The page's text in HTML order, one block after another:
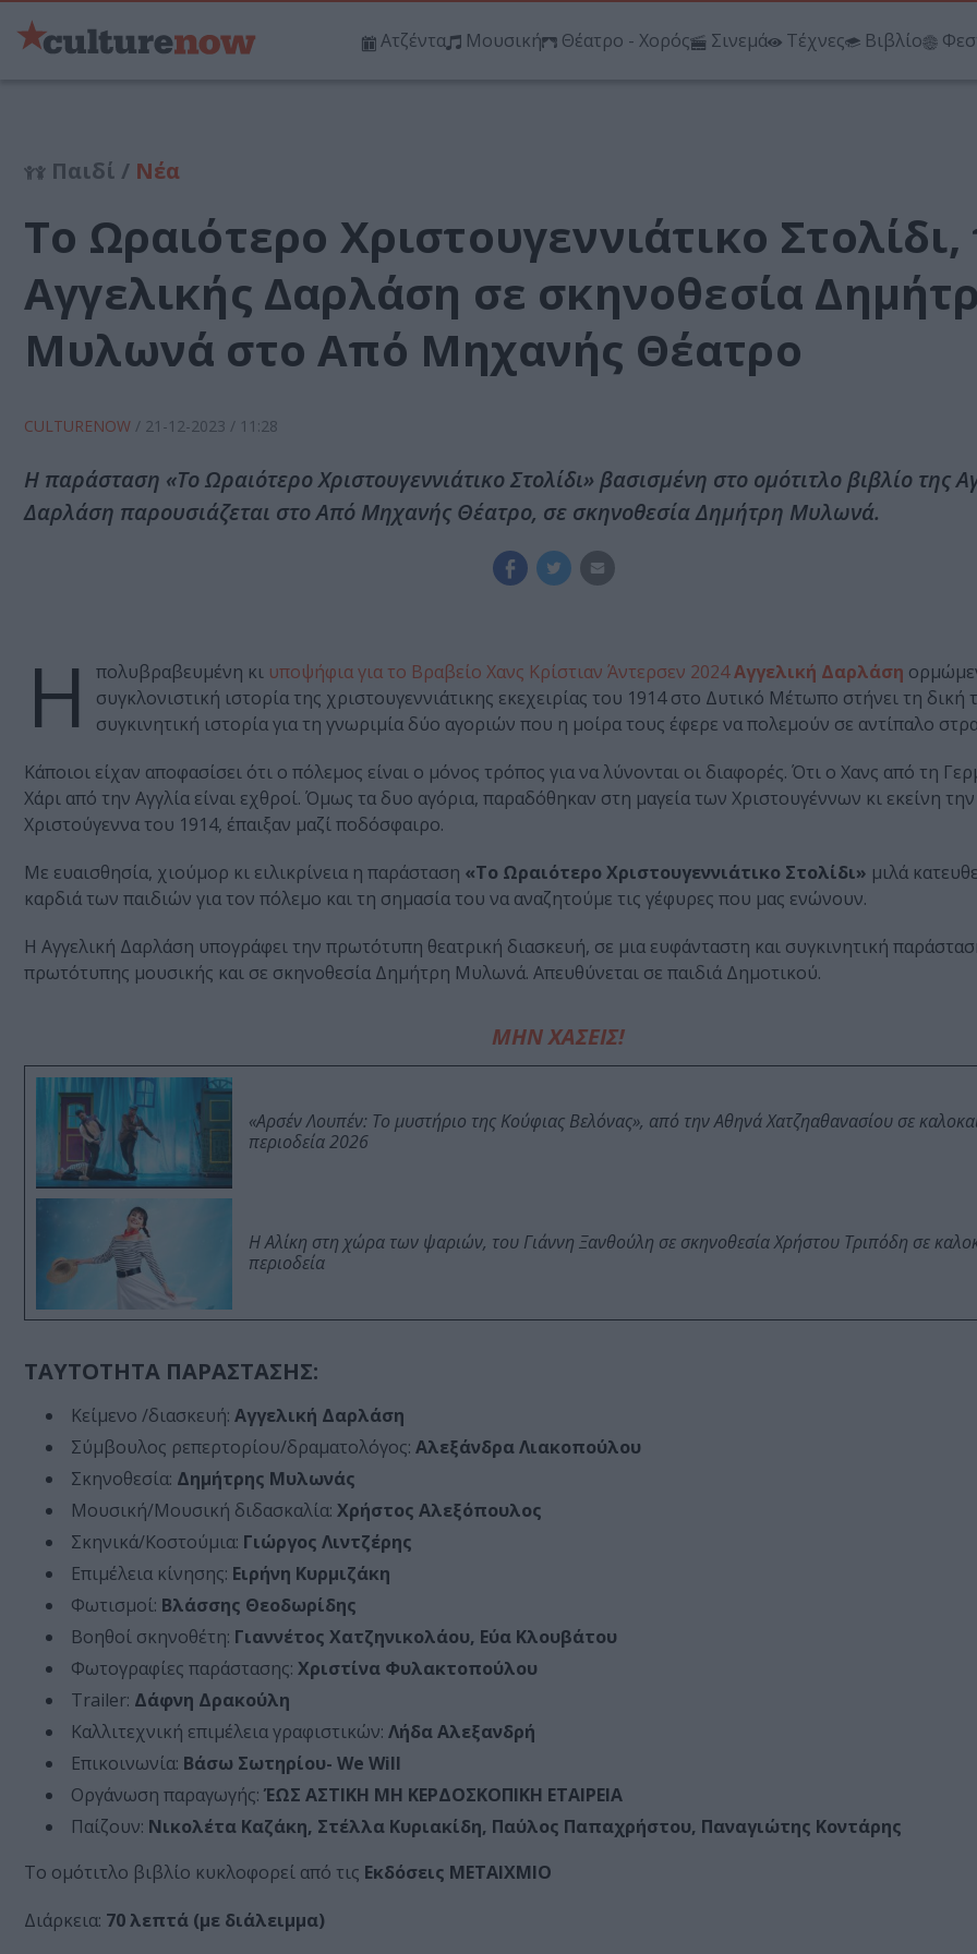
Ατζέντα Μουσική Θέατρο - Χορός Σινεμά Τέχνες Βιβλίο
Παιδί / Νέα
Το Ωραιότερο Χριστουγεννιάτικο Στολίδι,
Αγγελικής Δαρλάση σε σκηνοθεσία
Μυλωνά στο Από Μηχανής Θέατρο
CULTURENOW / 21-12-2023 / 11:28
Η παράσταση «Το Ωραιότερο Χριστουγεννιάτικο Στολίδι» βασισμένη στο ομότιτλο βιβλίο της
Δαρλάση παρουσιάζεται στο Από Μηχανής Θέατρο, σε σκηνοθεσία Δημήτρη Μυλωνά.
Η πολυβραβευμένη κι υποψήφια για το Βραβείο Χανς Κρίστιαν Άντερσεν 2024Αγγελική Δαρλάση
συγκλονιστική ιστορία της χριστουγεννιάτικης εκεχειρίας του 1914 στο Δυτικό Μέτωπο στήνει τη δική
συγκινητική ιστορία για τη γνωριμία δύο αγοριών που η μοίρα τους έφερε να πολεμούν σε αντίπαλο
Κάποιοι είχαν αποφασίσει ότι ο πόλεμος είναι ο μόνος τρόπος για να λύνονται οι διαφορές. Ότι ο Χανς από τη
Χάρι από την Αγγλία είναι εχθροί. Όμως τα δυο αγόρια, παραδόθηκαν στη μαγεία των Χριστουγέννων κι εκείνη
Χριστούγεννα του 1914, έπαιξαν μαζί ποδόσφαιρο.
Με ευαισθησία, χιούμορ κι ειλικρίνεια η παράσταση «Το Ωραιότερο Χριστουγεννιάτικο Στολίδι» μιλά
καρδιά των παιδιών για τον πόλεμο και τη σημασία του να αναζητούμε τις γέφυρες που μας ενώνουν.
Η Αγγελική Δαρλάση υπογράφει την πρωτότυπη θεατρική διασκευή, σε μια ευφάνταστη και συγκινητική
πρωτότυπης μουσικής και σε σκηνοθεσία Δημήτρη Μυλωνά. Απευθύνεται σε παιδιά Δημοτικού.
ΜΗΝ ΧΑΣΕΙΣ!
«Αρσέν Λουπέν: Το μυστήριο της Κούφιας Βελόνας», από την Αθηνά Χατζηαθανασίου σε
περιοδεία 2026
Η Αλίκη στη χώρα των ψαριών, του Γιάννη Ξανθούλη σε σκηνοθεσία Χρήστου Τριπόδη σε
περιοδεία
ΤΑΥΤΟΤΗΤΑ ΠΑΡΑΣΤΑΣΗΣ:
Κείμενο /διασκευή: Αγγελική Δαρλάση
Σύμβουλος ρεπερτορίου/δραματολόγος: Αλεξάνδρα Λιακοπούλου
Σκηνοθεσία: Δημήτρης Μυλωνάς
Μουσική/Μουσική διδασκαλία: Χρήστος Αλεξόπουλος
Σκηνικά/Κοστούμια: Γιώργος Λιντζέρης
Επιμέλεια κίνησης: Ειρήνη Κυρμιζάκη
Φωτισμοί: Βλάσσης Θεοδωρίδης
Βοηθοί σκηνοθέτη: Γιαννέτος Χατζηνικολάου, Εύα Κλουβάτου
Φωτογραφίες παράστασης: Χριστίνα Φυλακτοπούλου
Trailer: Δάφνη Δρακούλη
Καλλιτεχνική επιμέλεια γραφιστικών: Λήδα Αλεξανδρή
Επικοινωνία: Βάσω Σωτηρίου- We Will
Οργάνωση παραγωγής: ΈΩΣ ΑΣΤΙΚΗ ΜΗ ΚΕΡΔΟΣΚΟΠΙΚΗ ΕΤΑΙΡΕΙΑ
Παίζουν: Νικολέτα Καζάκη, Στέλλα Κυριακίδη, Παύλος Παπαχρήστου, Παναγιώτης Κοντάρης
Το ομότιτλο βιβλίο κυκλοφορεί από τις Εκδόσεις ΜΕΤΑΙΧΜΙΟ
Διάρκεια: 70 λεπτά (με διάλειμμα)